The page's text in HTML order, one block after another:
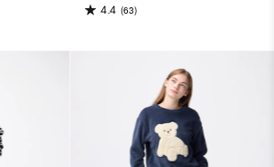
4.4 (63)